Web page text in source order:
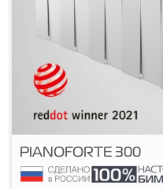
PIANOFORTE 300